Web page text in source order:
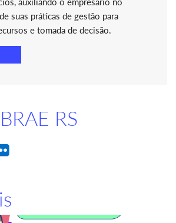
suas práticas de gestão para
e tomada de decisão.
RS